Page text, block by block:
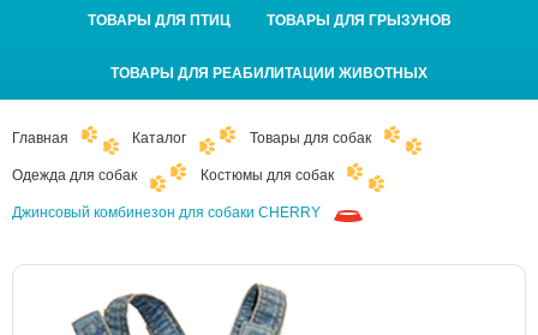
ТОВАРЫ ДЛЯ ПТИЦ ТОВАРЫ ДЛЯ ГРЫЗУНОВ
ТОВАРЫ ДЛЯ РЕАБИЛИТАЦИИ ЖИВОТНЫХ
Главная Каталог Товары для собак
Одежда для собак Костюмы для собак
Джинсовый комбинезон для собаки CHERRY